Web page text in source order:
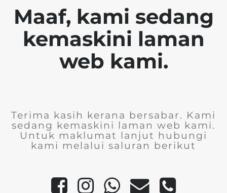
Maaf, kami sedang
kemaskini laman
web kami.
Terima kasih kerana bersabar. Kami
sedang kemaskini laman web kami.
Untuk maklumat lanjut hubungi
kami melalui saluran berikut